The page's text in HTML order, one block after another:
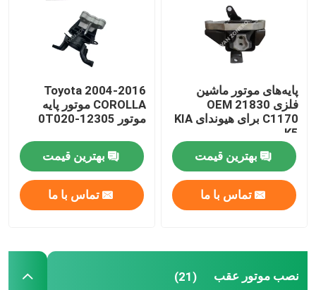
پایه ضربه گیر
پایه‌های موتور ماشین
فلزی OEM 21830
C1170 برای هیوندای KIA
K5
بهترین قیمت
تماس با ما
2004-2016 Toyota
COROLLA موتور پایه
موتور 12305-0T020
بهترین قیمت
تماس با ما
نصب موتور عقب (21)